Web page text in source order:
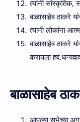
त्यांनी सांस्कृतिक,
बाळासाहेब ठाकरे
त्यांनी लोकांना
बाळासाहेब ठाकरे
करायला
बाळासाहेब
आपल्या सभेच्या